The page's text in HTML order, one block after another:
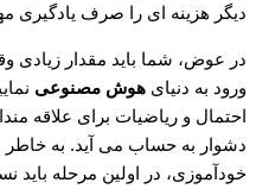
دیگر هزینه ای را صرف یادگیری
در عوض، شما باید مقدار
ورود به دنیای هوش مصنوعی
احتمال و ریاضیات برای علاقه
دشوار به حساب می آید. به خاطر
خودآموزی، در اولین مرحله باید